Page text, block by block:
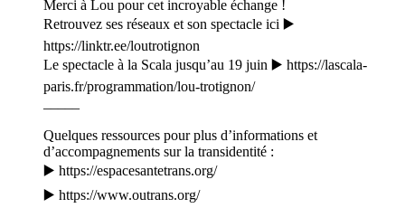
Merci à Lou pour cet incroyable échange !
Retrouvez ses réseaux et son spectacle ici ▶️
https://linktr.ee/loutrotignon
Le spectacle à la Scala jusqu’au 19 juin ▶️ https://lascala-
paris.fr/programmation/lou-trotignon/
Quelques ressources pour plus d’informations et
d’accompagnements sur la transidentité :
▶️ https://espacesantetrans.org/
▶️ https://www.outrans.org/